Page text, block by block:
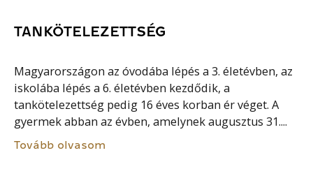
TANKÖTELEZETTSÉG
Magyarországon az óvodába lépés a 3. életévben, az
iskolába lépés a 6. életévben kezdődik, a
tankötelezettség pedig 16 éves korban ér véget. A
gyermek abban az évben, amelynek augusztus 31....
Tovább olvasom